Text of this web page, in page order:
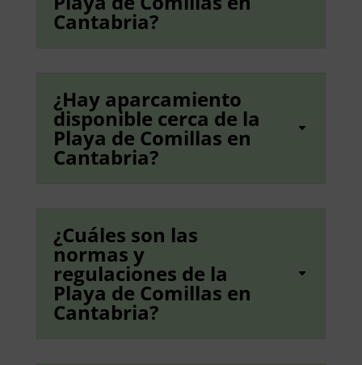
Cantabria?
¿Hay aparcamiento
disponible cerca de la
Playa de Comillas en
Cantabria?
¿Cuáles son las
normas y
regulaciones de la
Playa de Comillas en
Cantabria?